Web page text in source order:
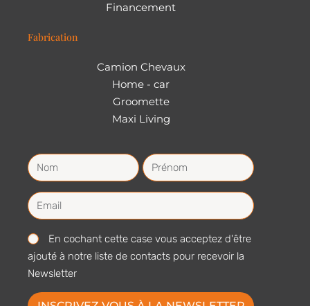
Financement
Fabrication
Camion Chevaux
Home - car
Groomette
Maxi Living
En cochant cette case vous acceptez d'être
ajouté à notre liste de contacts pour recevoir la
Newsletter